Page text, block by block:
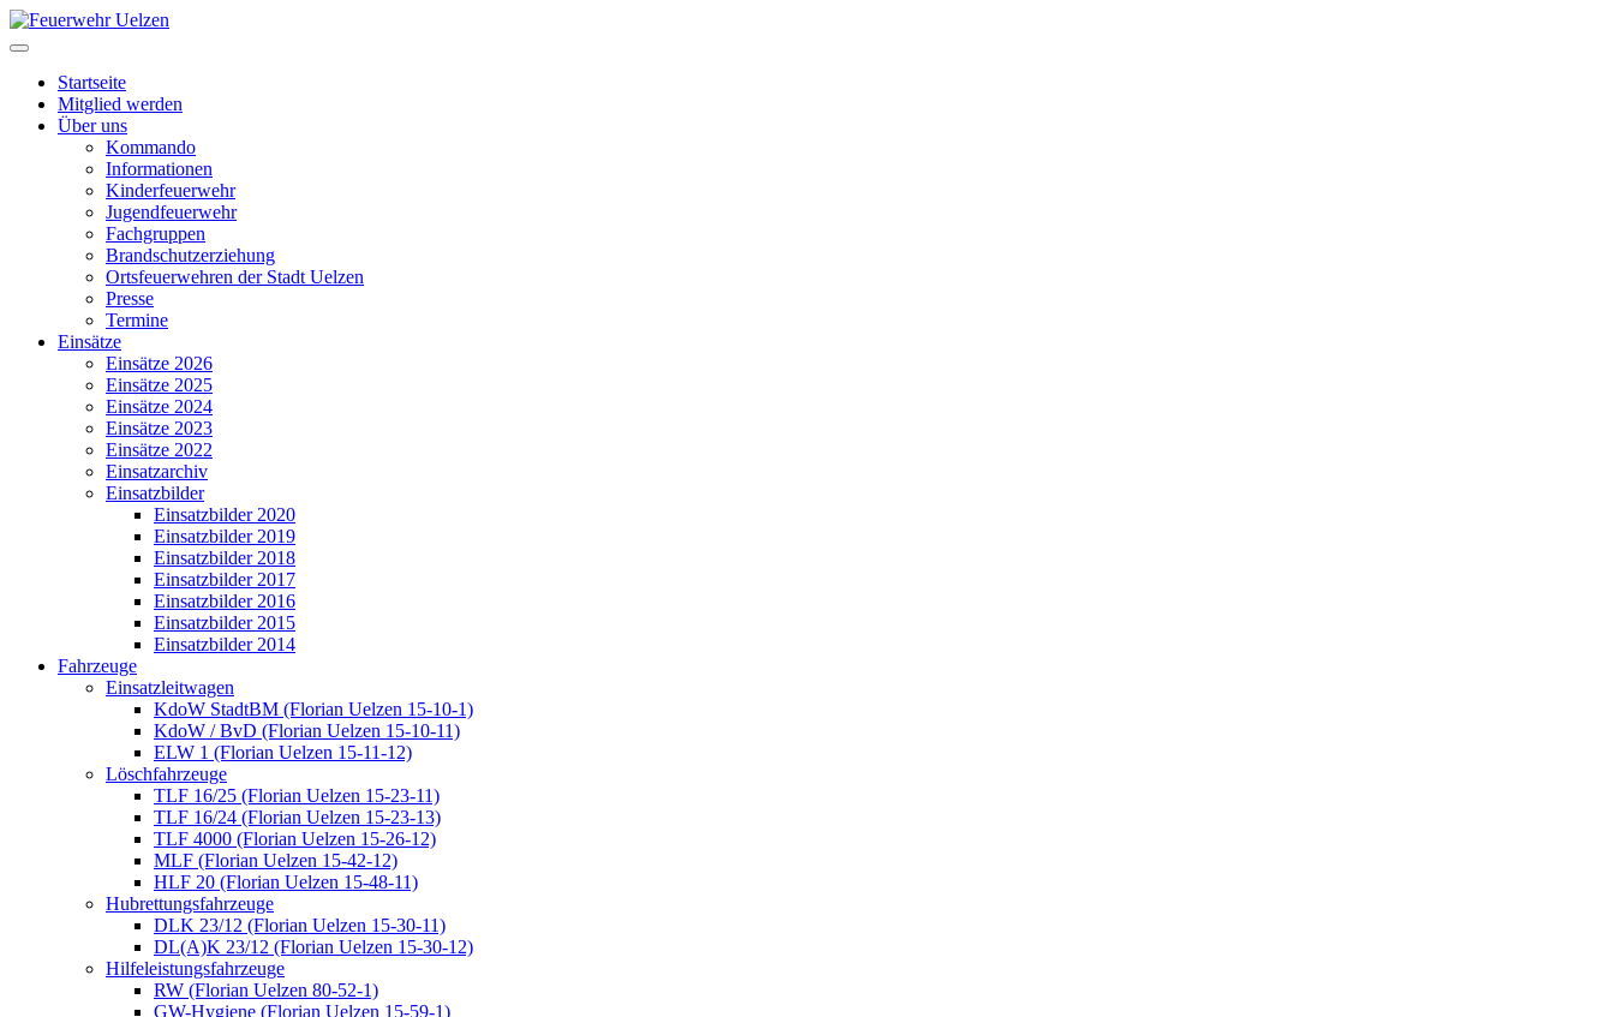
Startseite
Mitglied werden
Über uns
Kommando
Informationen
Kinderfeuerwehr
Jugendfeuerwehr
Fachgruppen
Brandschutzerziehung
Ortsfeuerwehren der Stadt Uelzen
Presse
Termine
Einsätze
Einsätze 2026
Einsätze 2025
Einsätze 2024
Einsätze 2023
Einsätze 2022
Einsatzarchiv
Einsatzbilder
Einsatzbilder 2020
Einsatzbilder 2019
Einsatzbilder 2018
Einsatzbilder 2017
Einsatzbilder 2016
Einsatzbilder 2015
Einsatzbilder 2014
Fahrzeuge
Einsatzleitwagen
KdoW StadtBM (Florian Uelzen 15-10-1)
KdoW / BvD (Florian Uelzen 15-10-11)
ELW 1 (Florian Uelzen 15-11-12)
Löschfahrzeuge
TLF 16/25 (Florian Uelzen 15-23-11)
TLF 16/24 (Florian Uelzen 15-23-13)
TLF 4000 (Florian Uelzen 15-26-12)
MLF (Florian Uelzen 15-42-12)
HLF 20 (Florian Uelzen 15-48-11)
Hubrettungsfahrzeuge
DLK 23/12 (Florian Uelzen 15-30-11)
DL(A)K 23/12 (Florian Uelzen 15-30-12)
Hilfeleistungsfahrzeuge
RW (Florian Uelzen 80-52-1)
GW-Hygiene (Florian Uelzen 15-59-1)